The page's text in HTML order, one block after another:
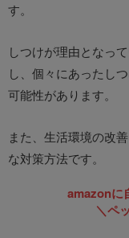
す。
しつけが理由となっ
し、個々にあったし
可能性があります。
また、生活環境の改
な対策方法です。
amazonに
＼ペ